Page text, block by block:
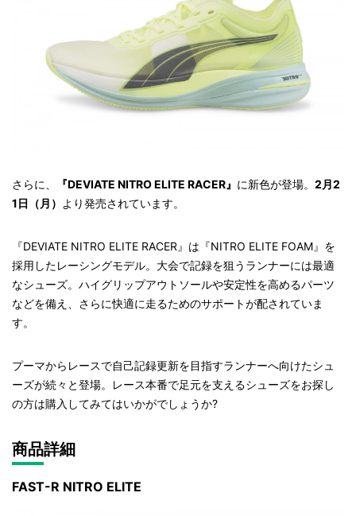
さらに、 『DEVIATE NITRO ELITE RACER』 に新色が登場。 2月2
1日（月） より発売されています。
『DEVIATE NITRO ELITE RACER』は『NITRO ELITE FOAM』を
採用したレーシングモデル。大会で記録を狙うランナーには最適
なシューズ。ハイグリップアウトソールや安定性を高めるパーツ
などを備え、さらに快適に走るためのサポートが配されていま
す。
プーマからレースで自己記録更新を目指すランナーへ向けたシュ
ーズが続々と登場。レース本番で足元を支えるシューズをお探し
の方は購入してみてはいかがでしょうか?
商品詳細
FAST-R NITRO ELITE